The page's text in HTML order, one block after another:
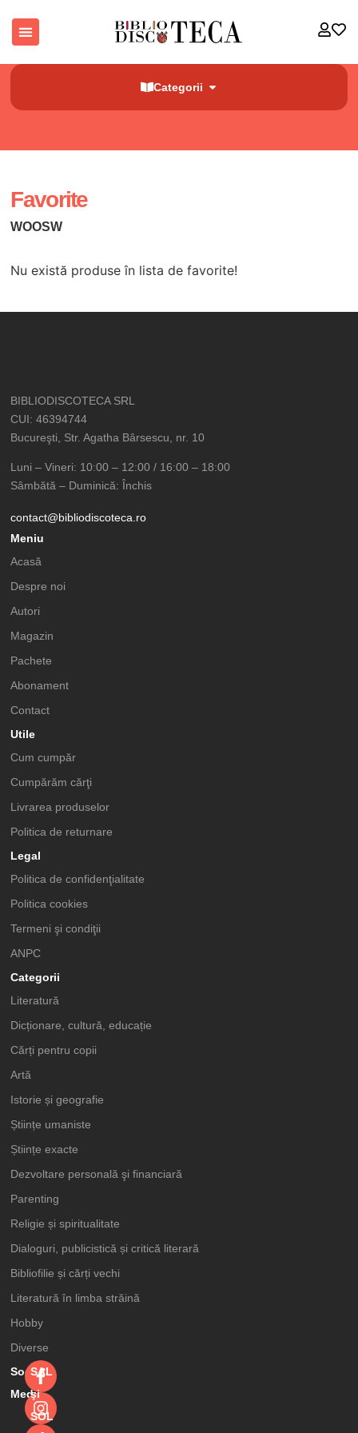
Categorii
Favorite
WOOSW
Nu există produse în lista de favorite!
BIBLIODISCOTECA SRL
CUI: 46394744
Bucureşti, Str. Agatha Bârsescu, nr. 10
Luni – Vineri: 10:00 – 12:00 / 16:00 – 18:00
Sâmbătă – Duminică: Închis
contact@bibliodiscoteca.ro
Meniu
Acasă
Despre noi
Autori
Magazin
Pachete
Abonament
Contact
Utile
Cum cumpăr
Cumpărăm cărţi
Livrarea produselor
Politica de returnare
Legal
Politica de confidenţialitate
Politica cookies
Termeni şi condiţii
ANPC
Categorii
Literatură
Dicționare, cultură, educație
Cărți pentru copii
Artă
Istorie și geografie
Științe umaniste
Științe exacte
Dezvoltare personală şi financiară
Parenting
Religie și spiritualitate
Dialoguri, publicistică și critică literară
Bibliofilie și cărți vechi
Literatură în limba străină
Hobby
Diverse
Social
Media
SAL
şi
SOL